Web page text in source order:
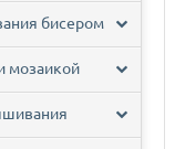
бисером
мозаикой